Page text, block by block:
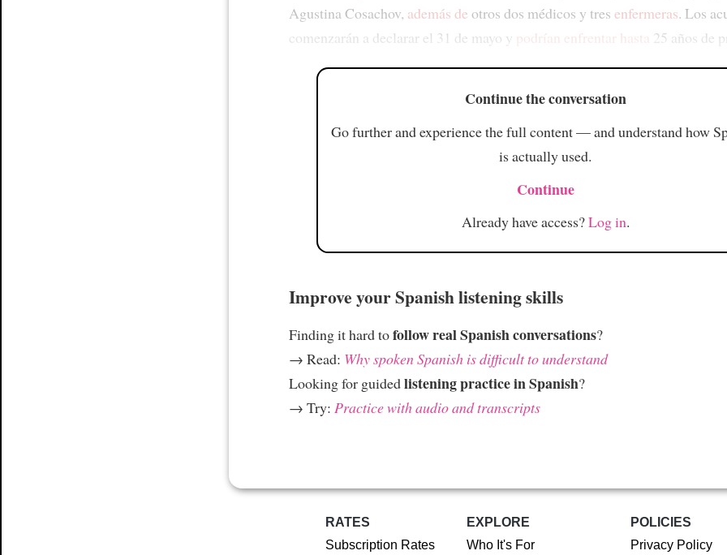
Agustina Cosachov, además de otros dos médicos y tres enfermeras. Los
comenzarán a declarar el 31 de mayo y podrían enfrentar hasta 25 años de
Continue the conversation
Go further and experience the full content — and understand how
is actually used.
Continue
Already have access?Log in.
Improve your Spanish listening skills
Finding it hard tofollow real Spanish conversations?
→ Read: Why spoken Spanish is difficult to understand
Looking for guidedlistening practice in Spanish?
→ Try: Practice with audio and transcripts
RATES
Subscription Rates
EXPLORE
Who It's For
POLICIES
Privacy Policy